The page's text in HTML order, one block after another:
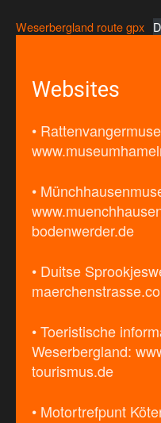
Weserbergland route gpx
Websites
•
•
bodenwerder.de
• Duitse
• Toeristische
Weserbergland:
tourismus.de
• Motortrefpunt